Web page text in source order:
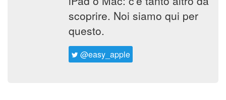
scoprire. Noi siamo qui per
questo.
@easy_apple